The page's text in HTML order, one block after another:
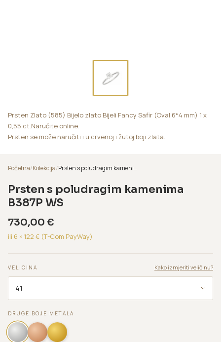
Prsten Zlato (585) Bijelo zlato Bijeli Fancy Safir (Oval 6*4 mm) 1 x
0,55 ct.Naručite online.
Prsten se može naručiti i u crvenoj i žutoj boji zlata.
Početna/Kolekcija/ Prsten s poludragim kamenima B387P WS
Prsten s poludragim kamenima
B387P WS
730,00 €
ili 6 × 122 € (T-Com PayWay)
VELICINA Kako izmjeriti veličinu?
DRUGE BOJE METALA